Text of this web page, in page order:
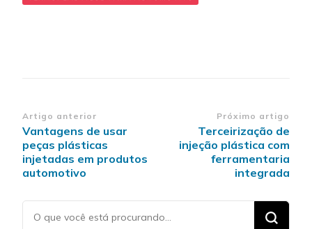
Navegação
de
post
Artigo anterior
Vantagens de usar
peças plásticas
injetadas em produtos
automotivo
Próximo artigo
Terceirização de
injeção plástica com
ferramentaria
integrada
Procurando